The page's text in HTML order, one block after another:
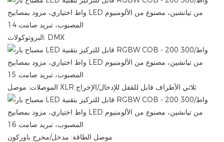
البروتوكولات: DMX
الموصلات: موصل XLR ثلاثي الأطراف قابل للقفل للإدخال/الإخراج
موصل الطاقة: مدخل/مخرج باوركون